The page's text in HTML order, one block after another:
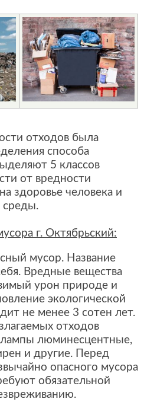
отходов была
способа
5 классов
от вредности
здоровье человека и
среды.
г. Октябрьский:
мусор. Название
Вредные вещества
урон природе и
экологической
не менее 3 сотен лет.
отходов
люминесцентные,
и другие. Перед
опасного мусора
обязательной